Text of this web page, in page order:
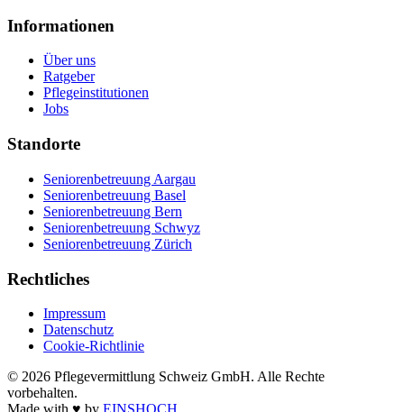
Informationen
Über uns
Ratgeber
Pflegeinstitutionen
Jobs
Standorte
Seniorenbetreuung Aargau
Seniorenbetreuung Basel
Seniorenbetreuung Bern
Seniorenbetreuung Schwyz
Seniorenbetreuung Zürich
Rechtliches
Impressum
Datenschutz
Cookie-Richtlinie
© 2026 Pflegevermittlung Schweiz GmbH. Alle Rechte
vorbehalten.